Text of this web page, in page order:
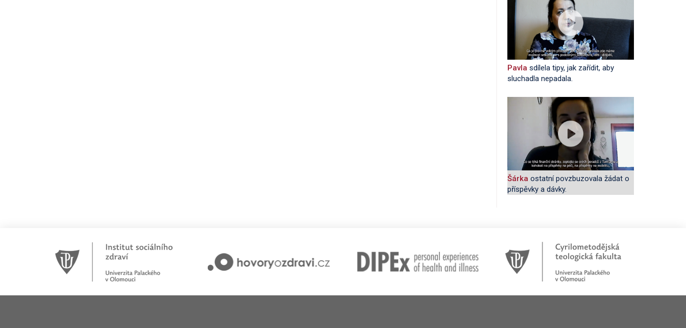
Pavla sdílela tipy, jak zařídit, aby
sluchadla nepadala.
Šárka ostatní povzbuzovala žádat o
příspěvky a dávky.